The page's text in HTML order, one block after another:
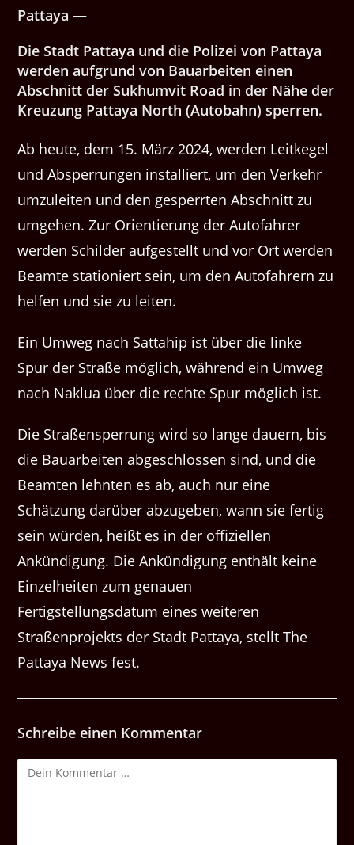
Pattaya —
Die Stadt Pattaya und die Polizei von Pattaya
werden aufgrund von Bauarbeiten einen
Abschnitt der Sukhumvit Road in der Nähe der
Kreuzung Pattaya North (Autobahn) sperren.
Ab heute, dem 15. März 2024, werden Leitkegel
und Absperrungen installiert, um den Verkehr
umzuleiten und den gesperrten Abschnitt zu
umgehen. Zur Orientierung der Autofahrer
werden Schilder aufgestellt und vor Ort werden
Beamte stationiert sein, um den Autofahrern zu
helfen und sie zu leiten.
Ein Umweg nach Sattahip ist über die linke
Spur der Straße möglich, während ein Umweg
nach Naklua über die rechte Spur möglich ist.
Die Straßensperrung wird so lange dauern, bis
die Bauarbeiten abgeschlossen sind, und die
Beamten lehnten es ab, auch nur eine
Schätzung darüber abzugeben, wann sie fertig
sein würden, heißt es in der offiziellen
Ankündigung. Die Ankündigung enthält keine
Einzelheiten zum genauen
Fertigstellungsdatum eines weiteren
Straßenprojekts der Stadt Pattaya, stellt The
Pattaya News fest.
Schreibe einen Kommentar
Kommentar